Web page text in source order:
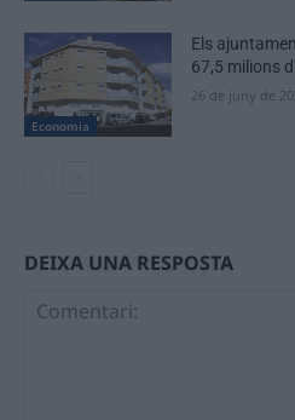
Economia
Els
67,5 milions
26 de juny de
DEIXA UNA RESPOSTA